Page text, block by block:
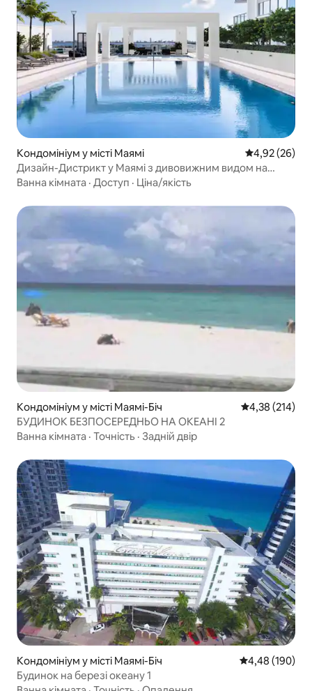
Кондомініум у місті Маямі Середня
4,92 (26)
Дизайн-Дистрикт у Маямі з дивовижним видом на
місто Bayview's
Ванна кімната · Доступ · Ціна/якість
Кондомініум у місті Маямі-Біч Середня
4,38 (214)
БУДИНОК БЕЗПОСЕРЕДНЬО НА ОКЕАНІ 2
Ванна кімната · Точність · Задній двір
Кондомініум у місті Маямі-Біч Середня
4,48 (190)
Будинок на березі океану 1